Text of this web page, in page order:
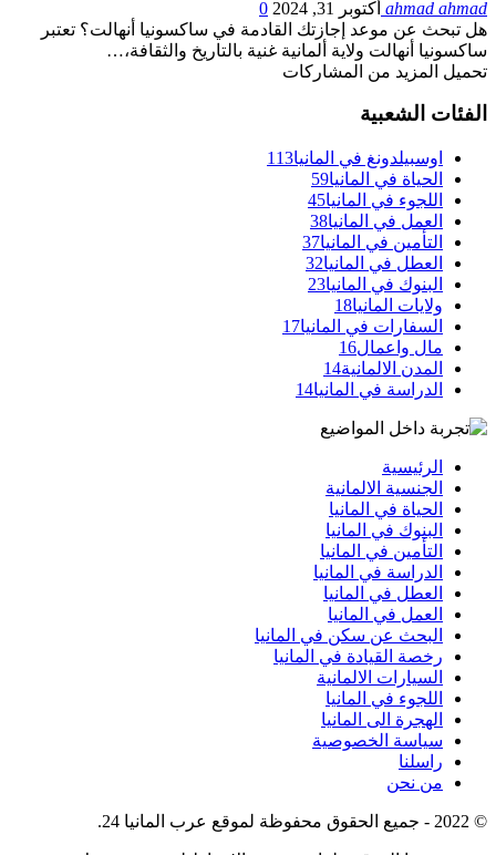
ahmad ahmad أكتوبر 31, 2024
0
هل تبحث عن موعد إجازتك القادمة في ساكسونيا أنهالت؟ تعتبر
ساكسونيا أنهالت ولاية ألمانية غنية بالتاريخ والثقافة،…
تحميل المزيد من المشاركات
الفئات الشعبية
اوسبيلدونغ في المانيا113
الحياة في المانيا59
اللجوء في المانيا45
العمل في المانيا38
التأمين في المانيا37
العطل في المانيا32
البنوك في المانيا23
ولايات المانيا18
السفارات في المانيا17
مال واعمال16
المدن الالمانية14
الدراسة في المانيا14
الرئيسية
الجنسية الالمانية
الحياة في المانيا
البنوك في المانيا
التأمين في المانيا
الدراسة في المانيا
العطل في المانيا
العمل في المانيا
البحث عن سكن في المانيا
رخصة القيادة في المانيا
السيارات الالمانية
اللجوء في المانيا
الهجرة الى المانيا
سياسة الخصوصية
راسلنا
من نحن
© 2022 - جميع الحقوق محفوظة لموقع عرب المانيا 24.